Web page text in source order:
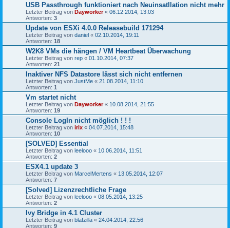
USB Passthrough funktioniert nach Neuinsatllation nicht mehr
Letzter Beitrag von Dayworker« 06.12.2014, 13:03
Antworten: 3
Update von ESXi 4.0.0 Releasebuild 171294
Letzter Beitrag von daniel « 02.10.2014, 19:11
Antworten: 18
W2K8 VMs die hängen / VM Heartbeat Überwachung
Letzter Beitrag von rep « 01.10.2014, 07:37
Antworten: 21
Inaktiver NFS Datastore lässt sich nicht entfernen
Letzter Beitrag von JustMe « 21.08.2014, 11:10
Antworten: 1
Vm startet nicht
Letzter Beitrag von Dayworker« 10.08.2014, 21:55
Antworten: 19
Console LogIn nicht möglich ! ! !
Letzter Beitrag von irix « 04.07.2014, 15:48
Antworten: 10
[SOLVED] Essential
Letzter Beitrag von leelooo « 10.06.2014, 11:51
Antworten: 2
ESX4.1 update 3
Letzter Beitrag von MarcelMertens « 13.05.2014, 12:07
Antworten: 7
[Solved] Lizenzrechtliche Frage
Letzter Beitrag von leelooo « 08.05.2014, 13:25
Antworten: 2
Ivy Bridge in 4.1 Cluster
Letzter Beitrag von bla!zilla « 24.04.2014, 22:56
Antworten: 9